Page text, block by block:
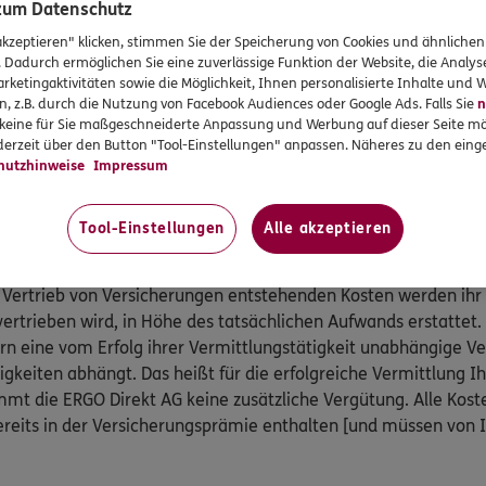
teil:
Kranken- und Pflegeversicherung, Postfach 06 02 22,
31,www.pkv-ombudsmann.de , sofern es um
geht.
e.V., Postfach 080632, 10006 Berlin, Telefon: 0800 /
, http://
mit anderen privaten Versicherungen geht (außer
an.
Vertrieb von Versicherungen entstehenden Kosten werden
wird, in Höhe des tatsächlichen Aufwands erstattet.
eine vom Erfolg ihrer Vermittlungstätigkeit unabhängige
abhängt. Das heißt für die erfolgreiche Vermittlung
die ERGO Direkt AG keine zusätzliche Vergütung. Alle
in der Versicherungsprämie enthalten [und müssen von
Datenschutz
klicken, stimmen Sie der Speicherung von Cookies und
ermöglichen Sie eine zuverlässige Funktion der Website, die
sowie die Möglichkeit, Ihnen personalisierte Inhalte und
z.B. durch die Nutzung von Facebook Audiences oder Google Ads. Falls Sie
für Sie maßgeschneiderte Anpassung und Werbung auf dieser Seite
über den Button "Tool-Einstellungen" anpassen. Näheres zu den
Impressum
Tool-Einstellungen Alle akzeptieren